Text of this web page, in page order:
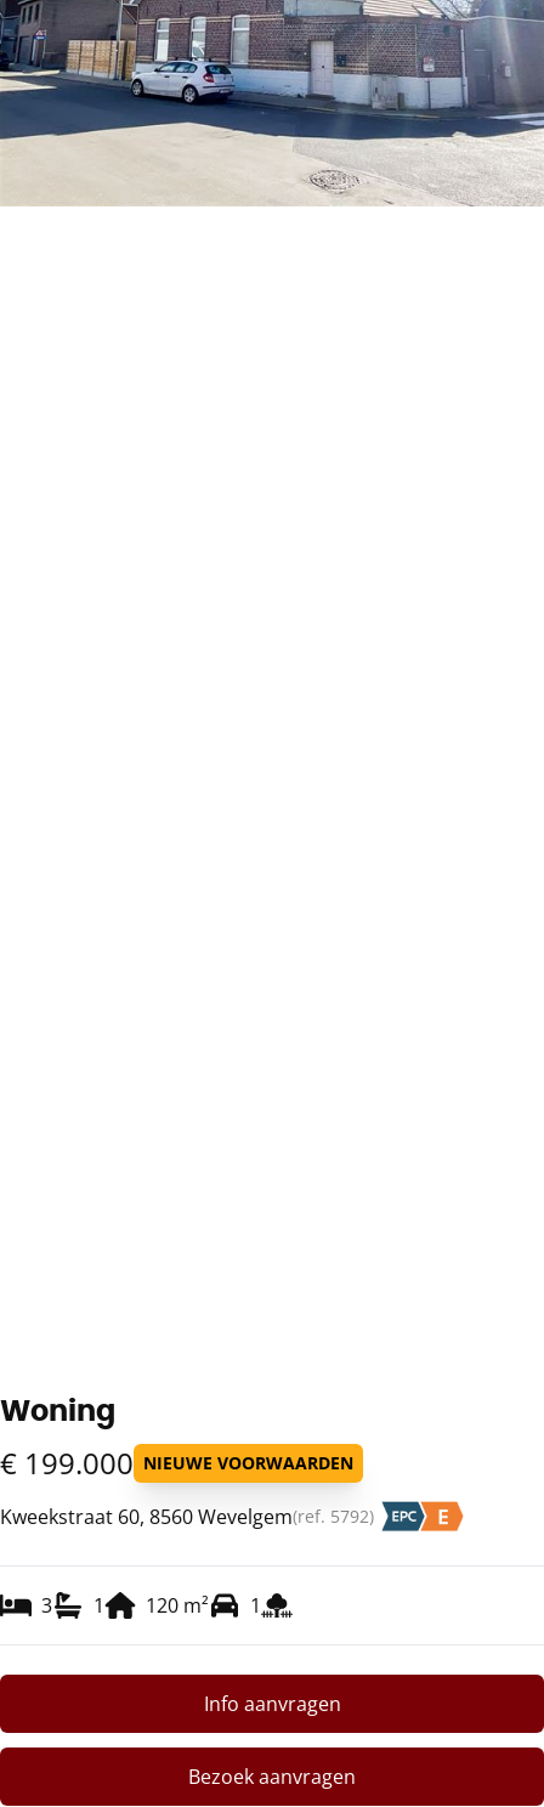
Woning
€ 199.000 NIEUWE VOORWAARDEN
Kweekstraat 60, 8560 Wevelgem(ref. 5792)
3 1 120 m² 1
Info aanvragen
Bezoek aanvragen